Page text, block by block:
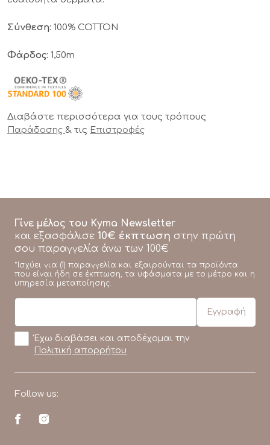
Σύνθεση: 100% COTTON
Φάρδος: 1,50m
Διαβάστε περισσότερα για τους τρόπους
Παράδοσης & τις Επιστροφές
Γίνε μέλος του Kyma Newsletter
και εξασφάλισε 10€ έκπτωση στην πρώτη
σου παραγγελία άνω των 100€
*Ισχύει για (1) παραγγελία και εξαιρούνται τα προϊόντα
που είναι ήδη σε έκπτωση, τα υφάσματα με το μέτρο και η
υπηρεσία μεταποίησης.
Έχω διαβάσει και αποδέχομαι την
Πολιτική απορρήτου
Follow us: